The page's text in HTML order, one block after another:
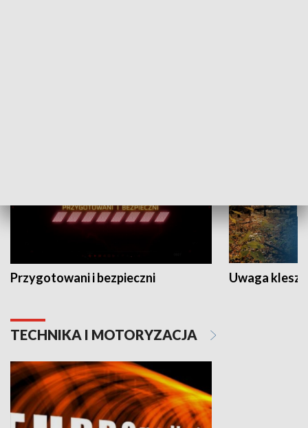
Przygotowani i bezpieczni Uwaga
TECHNIKA I MOTORYZACJA